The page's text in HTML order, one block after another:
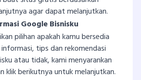
agar dapat melanjutkan.
Google Bisnisku
pilihan apakah kamu bersedia
tips dan rekomendasi
atau tidak, kami menyarankan
klik berikutnya untuk melanjutkan.